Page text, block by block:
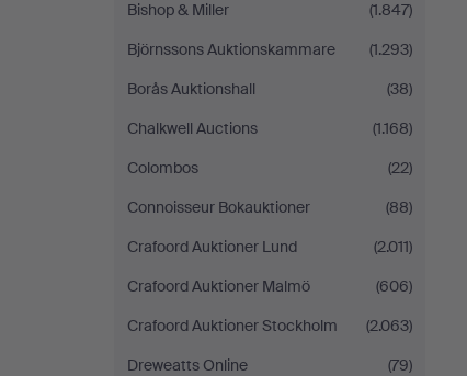
Bishop & Miller
(1.847)
Björnssons Auktionskammare
(1.293)
Borås Auktionshall
(38)
Chalkwell Auctions
(1.168)
Colombos
(22)
Connoisseur Bokauktioner
(88)
Crafoord Auktioner Lund
(2.011)
Crafoord Auktioner Malmö
(606)
Crafoord Auktioner Stockholm
(2.063)
Dreweatts Online
(79)